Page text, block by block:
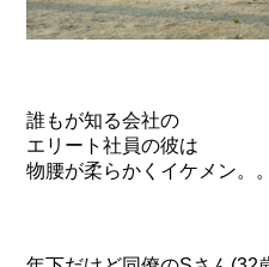
誰もが知る会社の
エリート社員の彼は
物腰が柔らかくイケメン。。